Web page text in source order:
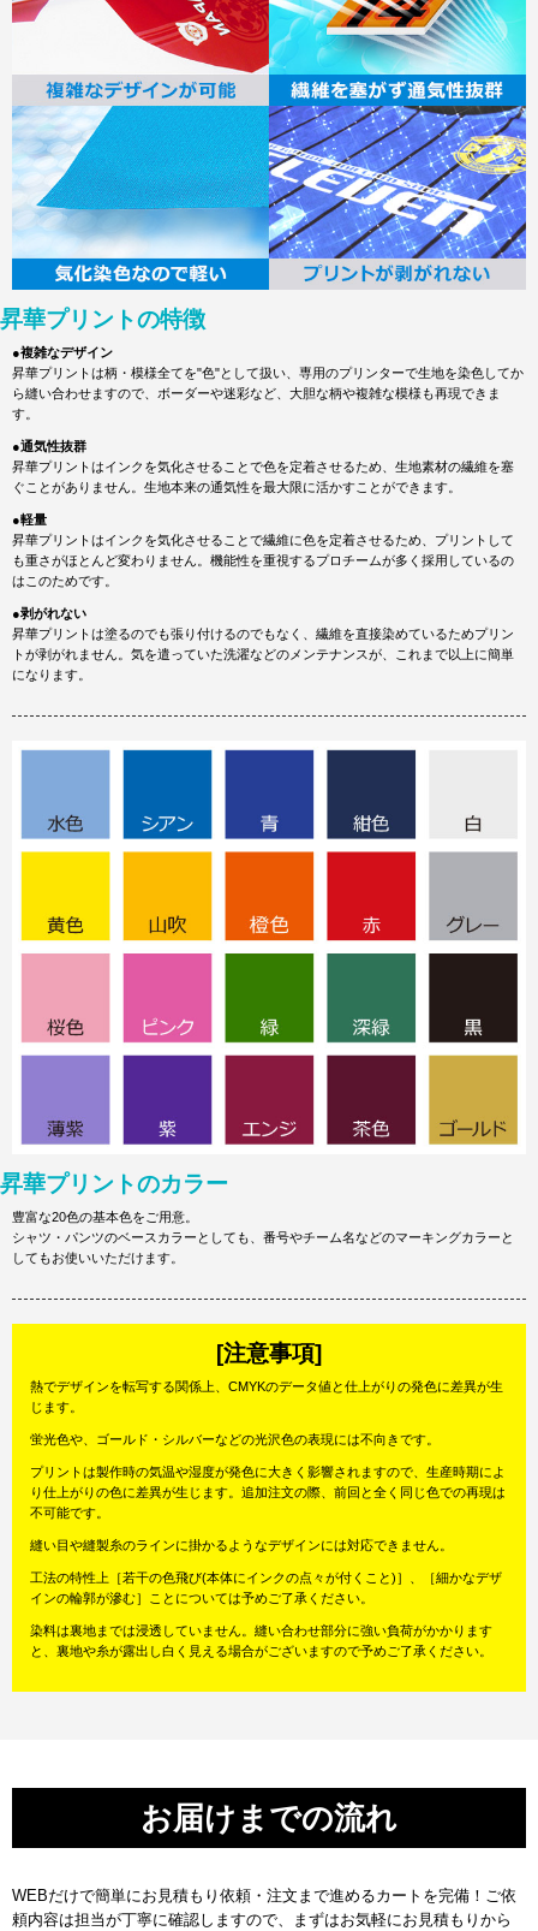
昇華プリントの特徴
●複雑なデザイン
昇華プリントは柄・模様全てを"色"として扱い、専用のプリンターで生地を染色してか
ら縫い合わせますので、ボーダーや迷彩など、大胆な柄や複雑な模様も再現できま
す。
●通気性抜群
昇華プリントはインクを気化させることで色を定着させるため、生地素材の繊維を塞
ぐことがありません。生地本来の通気性を最大限に活かすことができます。
●軽量
昇華プリントはインクを気化させることで繊維に色を定着させるため、プリントして
も重さがほとんど変わりません。機能性を重視するプロチームが多く採用しているの
はこのためです。
●剥がれない
昇華プリントは塗るのでも張り付けるのでもなく、繊維を直接染めているためプリン
トが剥がれません。気を遣っていた洗濯などのメンテナンスが、これまで以上に簡単
になります。
昇華プリントのカラー
豊富な20色の基本色をご用意。
シャツ・パンツのベースカラーとしても、番号やチーム名などのマーキングカラーと
してもお使いいただけます。
[注意事項]
熱でデザインを転写する関係上、CMYKのデータ値と仕上がりの発色に差異が生
じます。
蛍光色や、ゴールド・シルバーなどの光沢色の表現には不向きです。
プリントは製作時の気温や湿度が発色に大きく影響されますので、生産時期によ
り仕上がりの色に差異が生じます。追加注文の際、前回と全く同じ色での再現は
不可能です。
縫い目や縫製糸のラインに掛かるようなデザインには対応できません。
工法の特性上［若干の色飛び(本体にインクの点々が付くこと)］、［細かなデザ
インの輪郭が滲む］ことについては予めご了承ください。
染料は裏地までは浸透していません。縫い合わせ部分に強い負荷がかかります
と、裏地や糸が露出し白く見える場合がございますので予めご了承ください。
お届けまでの流れ
WEBだけで簡単にお見積もり依頼・注文まで進めるカートを完備！ご依
頼内容は担当が丁寧に確認しますので、まずはお気軽にお見積もりから